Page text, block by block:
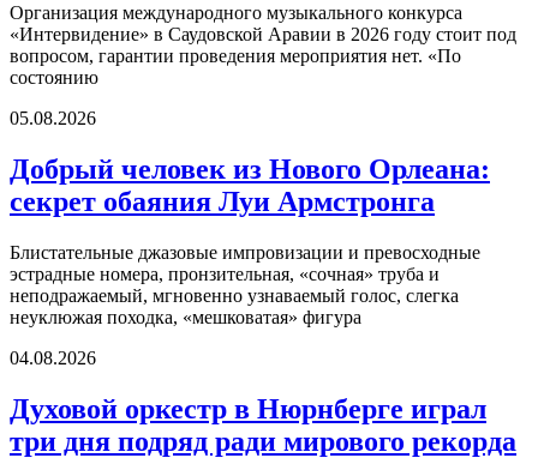
Организация международного музыкального конкурса
«Интервидение» в Саудовской Аравии в 2026 году стоит под
вопросом, гарантии проведения мероприятия нет. «По
состоянию
05.08.2026
Добрый человек из Нового Орлеана:
секрет обаяния Луи Армстронга
Блистательные джазовые импровизации и превосходные
эстрадные номера, пронзительная, «сочная» труба и
неподражаемый, мгновенно узнаваемый голос, слегка
неуклюжая походка, «мешковатая» фигура
04.08.2026
Духовой оркестр в Нюрнберге играл
три дня подряд ради мирового рекорда